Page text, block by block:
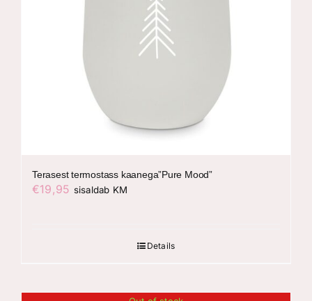
Terasest termostass kaanega”Pure Mood”
€19,95 sisaldab KM
Details